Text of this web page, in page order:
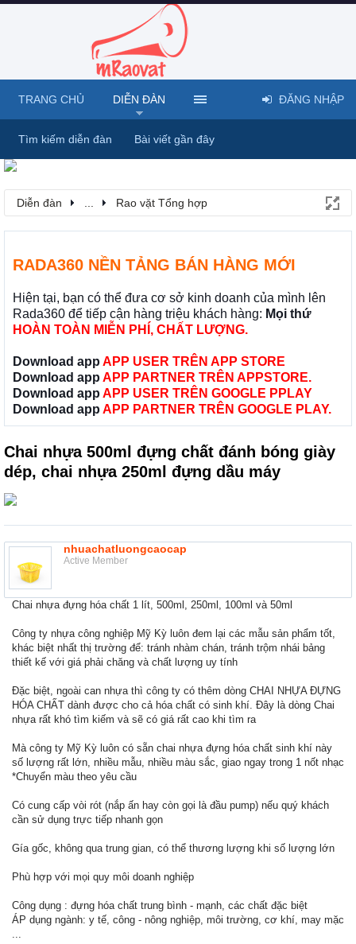
Diễn đàn Rao vặt Tổng hợp
RADA360 NỀN TẢNG BÁN HÀNG MỚI
Hiện tại, bạn có thể đưa cơ sở kinh doanh của mình lên
Rada360 để tiếp cận hàng triệu khách hàng: Mọi thứ
HOÀN TOÀN MIỄN PHÍ, CHẤT LƯỢNG.
Download app APP USER TRÊN APP STORE
Download app APP PARTNER TRÊN APPSTORE.
Download app APP USER TRÊN GOOGLE PPLAY
Download app APP PARTNER TRÊN GOOGLE PLAY.
Chai nhựa 500ml đựng chất đánh bóng giày
dép, chai nhựa 250ml đựng dầu máy
nhuachatluongcaocap
Active Member
Chai nhựa đựng hóa chất 1 lít, 500ml, 250ml, 100ml và 50ml
Công ty nhựa công nghiệp Mỹ Kỳ luôn đem lại các mẫu sản phẩm tốt,
khác biệt nhất thị trường để: tránh nhàm chán, tránh trộm nhái bảng
thiết kế với giá phải chăng và chất lượng uy tính
Đặc biệt, ngoài can nhựa thì công ty có thêm dòng CHAI NHỰA ĐỰNG
HÓA CHẤT dành được cho cả hóa chất có sinh khí. Đây là dòng Chai
nhựa rất khó tìm kiếm và sẽ có giá rất cao khi tìm ra
Mà công ty Mỹ Kỳ luôn có sẵn chai nhựa đựng hóa chất sinh khí này
số lượng rất lớn, nhiều mẫu, nhiều màu sắc, giao ngay trong 1 nốt nhạc
*Chuyển màu theo yêu cầu
Có cung cấp vòi rót (nắp ấn hay còn gọi là đầu pump) nếu quý khách
cần sử dụng trực tiếp nhanh gọn
Gía gốc, không qua trung gian, có thể thương lượng khi số lượng lớn
Phù hợp với mọi quy môi doanh nghiệp
Công dụng : đựng hóa chất trung bình - mạnh, các chất đặc biệt
ÁP dụng ngành: y tế, công - nông nghiệp, môi trường, cơ khí, may mặc
...
TRANG CHỦ DIỄN ĐÀN
Tìm kiếm diễn đàn Bài viết gần đây
ĐĂNG NHẬP